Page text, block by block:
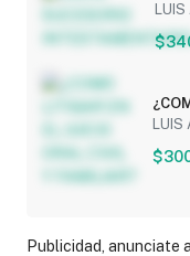
LUIS
Publicidad, anunciate